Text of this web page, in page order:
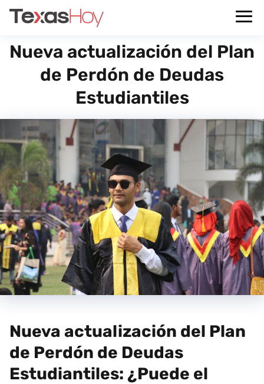
Nueva actualización del Plan
de Perdón de Deudas
Estudiantiles
Nueva actualización del Plan
de Perdón de Deudas
Estudiantiles: ¿Puede el